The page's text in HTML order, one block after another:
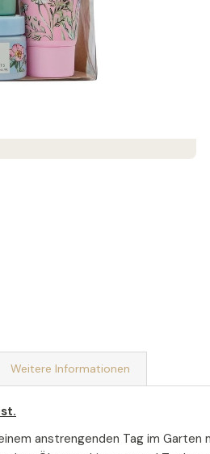
Weitere Informationen
anstrengenden Tag im
SEIFENBLUMENSTRAUSS LAURA
€40,90